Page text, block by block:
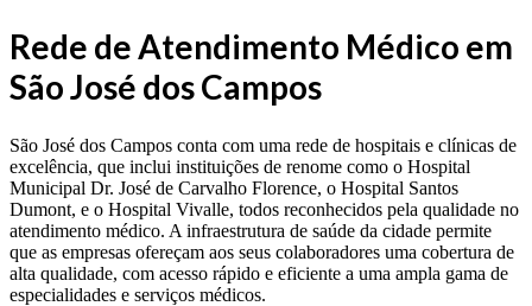
Rede de Atendimento Médico em
São José dos Campos
São José dos Campos conta com uma rede de hospitais e clínicas de
excelência, que inclui instituições de renome como o Hospital
Municipal Dr. José de Carvalho Florence, o Hospital Santos
Dumont, e o Hospital Vivalle, todos reconhecidos pela qualidade no
atendimento médico. A infraestrutura de saúde da cidade permite
que as empresas ofereçam aos seus colaboradores uma cobertura de
alta qualidade, com acesso rápido e eficiente a uma ampla gama de
especialidades e serviços médicos.